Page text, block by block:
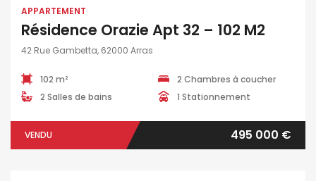
APPARTEMENT
Résidence Orazie Apt 32 – 102 M2
42 Rue Gambetta, 62000 Arras
102 m²
2 Chambres à coucher
2 Salles de bains
1 Stationnement
VENDU 495 000 €